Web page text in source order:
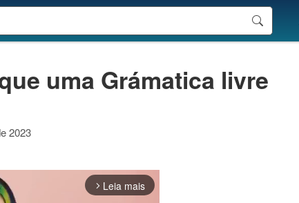
uma Grámatica livre
2023
arrow_forward_ios Leia mais